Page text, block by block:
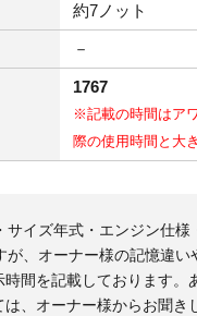
約7ノット
－
1767
※記載の時間はア
際の使用時間と大
イズ年式・エンジン仕
、オーナー様の記憶違
間を記載しております。
、オーナー様からお聞き